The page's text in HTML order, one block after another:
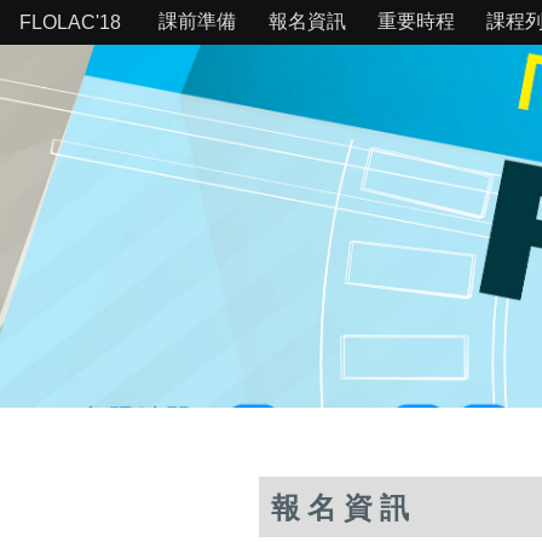
FLOLAC'18 課前準備 報名資訊 重要時程 課程
報名資訊